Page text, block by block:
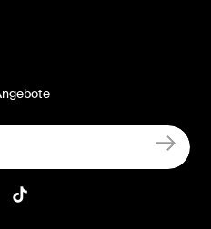
LinkedIn
Youtube
Belkin TikTok